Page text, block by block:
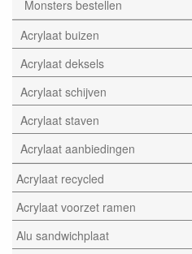
Monsters bestellen
Acrylaat buizen
Acrylaat deksels
Acrylaat schijven
Acrylaat staven
Acrylaat aanbiedingen
Acrylaat recycled
Acrylaat voorzet ramen
Alu sandwichplaat